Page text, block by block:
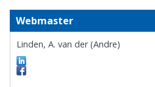
Webmaster
Linden, A. van der (Andre)